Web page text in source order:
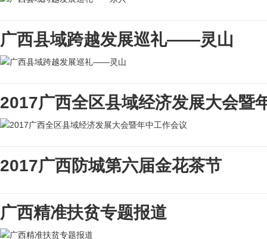
广西县域跨越发展巡礼——灵山
2017广西全区县域经济发展大会暨
2017广西防城第六届金花茶节
广西精准扶贫专题报道